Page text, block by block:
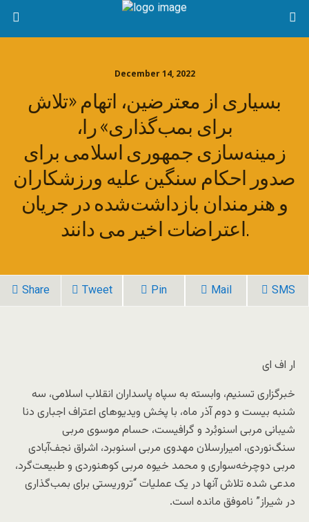
December 14, 2022
بسیاری از معترضین، اتهام «تلاش
برای بمب‌گذاری» را،
زمینه‌سازی جمهوری اسلامی برای
صدور احکام سنگین علیه ورزشکاران
و هنرمندان بازداشت‌شده در جریان
اعتراضات اخیر می دانند.
Share Tweet Pin Mail SMS
ار اف ای
خبرگزاری تسنیم، وابسته به سپاه پاسداران انقلاب اسلامی، سه
شنبه بیست و دوم آذر ماه، با پخش ویدیوهای اعتراف اجباری دنا
شیبانی مربی اسنوبُرد و گرافیست، حسام موسوی مربی
سنگ‌نوردی، امیرارسلان مهدوی مربی اسنوبرد، اشراق نجف‌آبادی
مربی دوچرخه‌سواری و محمد خیوه مربی کوهنوردی و طبیعت‌گرد،
مدعی شده تلاش آنها در یک عملیات “تروریستی برای بمب‌گذاری
در شیراز” ناموفق مانده است.